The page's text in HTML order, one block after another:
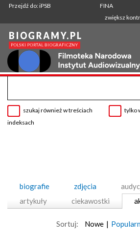
Przejdź do: iPSB
FINA
zwiększ
szukaj również w treściach tylko
indeksach
biografie zdjęcia
artykuły
ciekawostki
Sortuj: Nowe |